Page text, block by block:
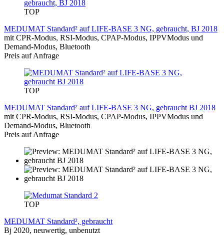
TOP
MEDUMAT Standard² auf LIFE-BASE 3 NG, gebraucht, BJ 2018
mit CPR-Modus, RSI-Modus, CPAP-Modus, IPPVModus und
Demand-Modus, Bluetooth
Preis auf Anfrage
TOP
MEDUMAT Standard² auf LIFE-BASE 3 NG, gebraucht BJ 2018
mit CPR-Modus, RSI-Modus, CPAP-Modus, IPPVModus und
Demand-Modus, Bluetooth
Preis auf Anfrage
TOP
MEDUMAT Standard², gebraucht
Bj 2020, neuwertig, unbenutzt